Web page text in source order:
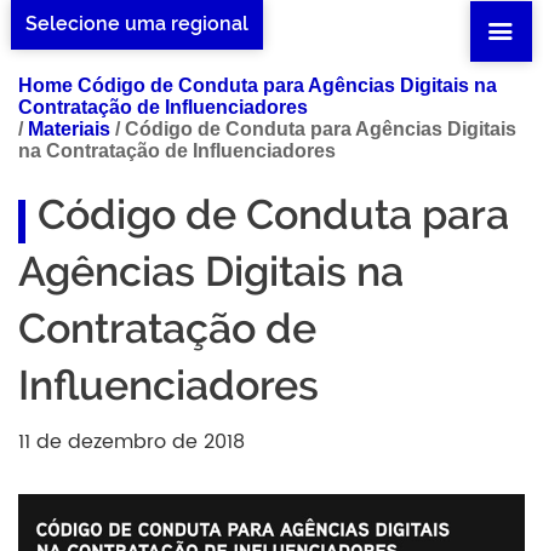
Selecione uma regional
Home Código de Conduta para Agências Digitais na
Contratação de Influenciadores
/ Materiais /Código de Conduta para Agências Digitais
na Contratação de Influenciadores
Código de Conduta para
Agências Digitais na
Contratação de
Influenciadores
11 de dezembro de 2018